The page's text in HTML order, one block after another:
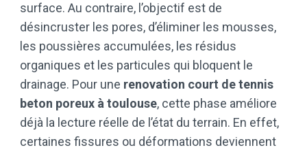
surface. Au contraire, l’objectif est de
désincruster les pores, d’éliminer les mousses,
les poussières accumulées, les résidus
organiques et les particules qui bloquent le
drainage. Pour une renovation court de tennis
beton poreux à toulouse, cette phase améliore
déjà la lecture réelle de l’état du terrain. En effet,
certaines fissures ou déformations deviennent